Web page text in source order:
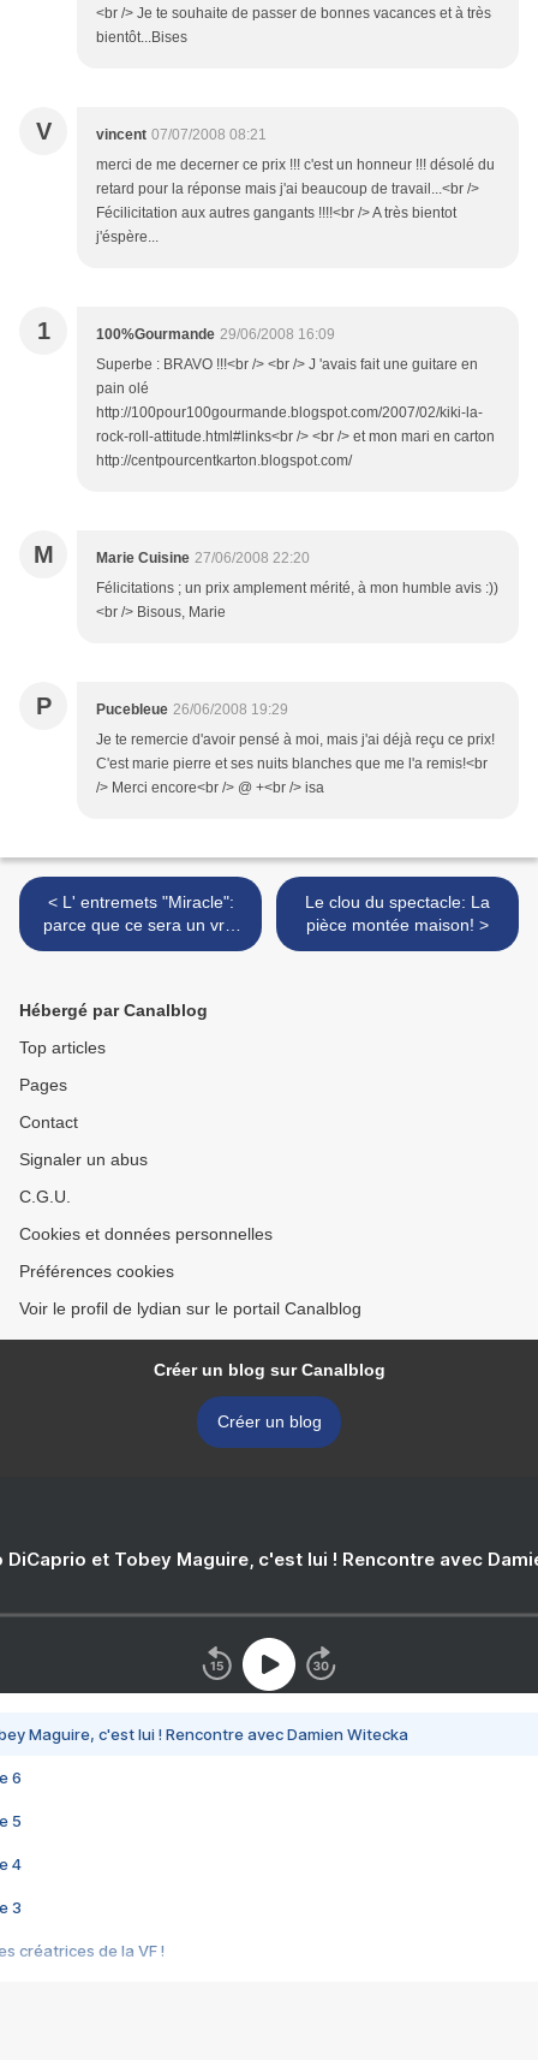
<br /> Je te souhaite de passer de bonnes vacances et à très
bientôt...Bises
V vincent 07/07/2008 08:21
merci de me decerner ce prix !!! c'est un honneur !!! désolé du
retard pour la réponse mais j'ai beaucoup de travail...<br />
Fécilicitation aux autres gangants !!!!<br /> A très bientot
j'éspère...
1 100%Gourmande 29/06/2008 16:09
Superbe : BRAVO !!!<br /> <br /> J 'avais fait une guitare en
pain olé
http://100pour100gourmande.blogspot.com/2007/02/kiki-la-
rock-roll-attitude.html#links<br /> <br /> et mon mari en carton
http://centpourcentkarton.blogspot.com/
M Marie Cuisine 27/06/2008 22:20
Félicitations ; un prix amplement mérité, à mon humble avis :))
<br /> Bisous, Marie
P Pucebleue 26/06/2008 19:29
Je te remercie d'avoir pensé à moi, mais j'ai déjà reçu ce prix!
C'est marie pierre et ses nuits blanches que me l'a remis!<br
/> Merci encore<br /> @ +<br /> isa
< L' entremets "Miracle":
parce que ce sera un vrai
miracle si il vous en reste!
Le clou du spectacle: La
pièce montée maison! >
Hébergé par Canalblog
Top articles
Pages
Contact
Signaler un abus
C.G.U.
Cookies et données personnelles
Préférences cookies
Voir le profil de lydian sur le portail Canalblog
Créer un blog sur Canalblog
Créer un blog
DiCaprio et Tobey Maguire, c'est lui ! Rencontre avec
Maguire, c'est lui ! Rencontre avec Damien Witecka
6
5
4
3
créatrices de la VF !